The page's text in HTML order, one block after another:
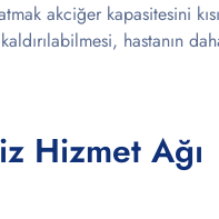
akciğer kapasitesini
hastanın
Hizmet Ağı